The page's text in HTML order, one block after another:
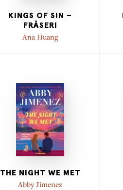
KINGS OF SIN –
FRÅSERI
Ana Huang
THE NIGHT WE MET
Abby Jimenez